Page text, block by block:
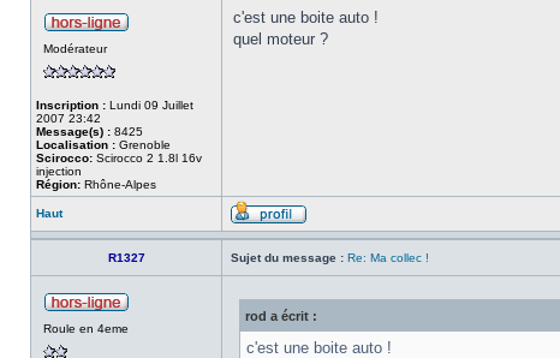
Modérateur
Inscription : Lundi 09 Juillet
2007 23:42
Message(s) : 8425
Localisation : Grenoble
Scirocco: Scirocco 2 1.8l 16v
injection
Région: Rhône-Alpes
c'est une boite auto !
quel moteur ?
Haut
R1327 Sujet du message : Re: Ma collec !
Roule en 4eme
rod a écrit :
c'est une boite auto !